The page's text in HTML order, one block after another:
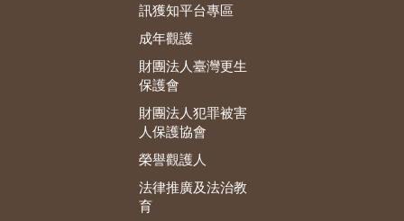
訊獲知平台專區
成年觀護
財團法人臺灣更生
保護會
財團法人犯罪被害
人保護協會
榮譽觀護人
法律推廣及法治教
育